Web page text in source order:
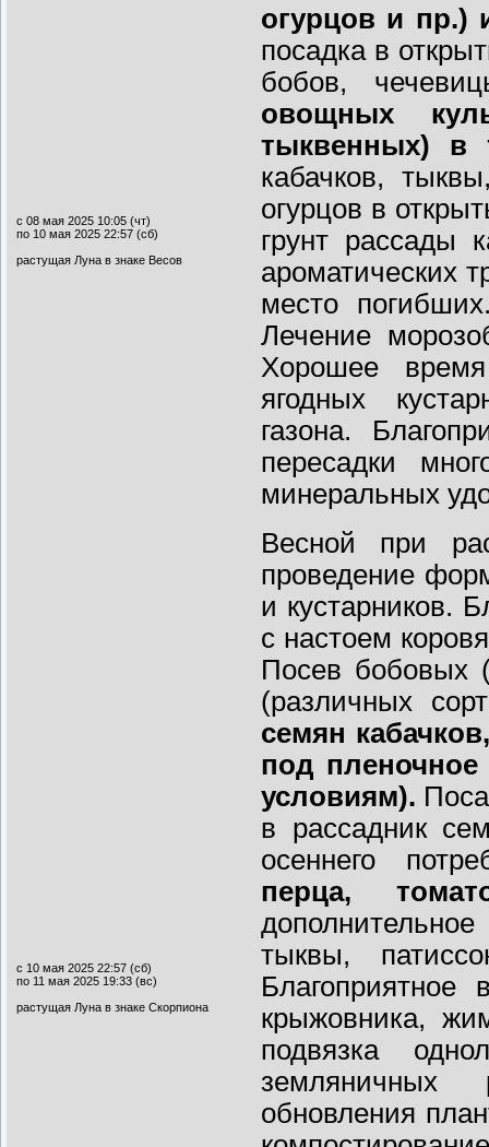
с 08 мая 2025 10:05 (чт)
по 10 мая 2025 22:57 (сб)
растущая Луна в знаке Весов
огурцов и пр.)
посадка в
бобов,
овощных
тыквенных) в
кабачков,
огурцов в
грунт рассады
ароматических
место
Лечение
Хорошее
ягодных
газона.
пересадки
минеральных
с 10 мая 2025 22:57 (сб)
по 11 мая 2025 19:33 (вс)
растущая Луна в знаке Скорпиона
Весной при
проведение
и кустарников.
с настоем
Посев бобовых
(различных
семян
под
условиям).
в рассадник
осеннего
перца,
тыквы,
крыжовника,
подвязка
земляничных
обновления